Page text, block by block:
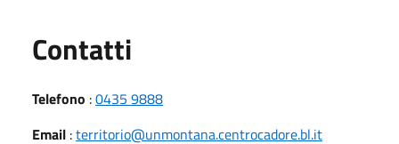
Contatti
Telefono :0435 9888
Email :territorio@unmontana.centrocadore.bl.it